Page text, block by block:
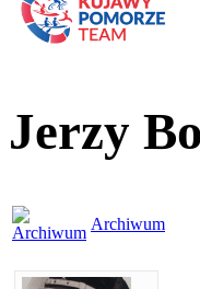
Jerzy
Archiwum